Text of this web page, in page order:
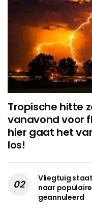
Tropische hitte
vanavond voor
hier gaat het
los!
Vliegtuig
naar
geannuleerd